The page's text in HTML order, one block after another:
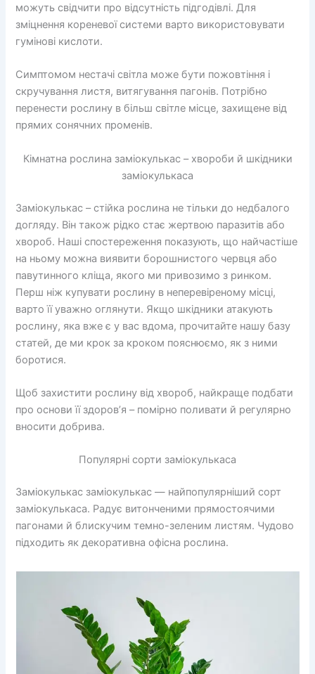
можуть свідчити про відсутність підгодівлі. Для
зміцнення кореневої системи варто використовувати
гумінові кислоти.
Симптомом нестачі світла може бути пожовтіння і
скручування листя, витягування пагонів. Потрібно
перенести рослину в більш світле місце, захищене від
прямих сонячних променів.
Кімнатна рослина заміокулькас – хвороби й шкідники
заміокулькаса
Заміокулькас – стійка рослина не тільки до недбалого
догляду. Він також рідко стає жертвою паразитів або
хвороб. Наші спостереження показують, що найчастіше
на ньому можна виявити борошнистого червця або
павутинного кліща, якого ми привозимо з ринком.
Перш ніж купувати рослину в неперевіреному місці,
варто її уважно оглянути. Якщо шкідники атакують
рослину, яка вже є у вас вдома, прочитайте нашу базу
статей, де ми крок за кроком пояснюємо, як з ними
боротися.
Щоб захистити рослину від хвороб, найкраще подбати
про основи її здоров’я – помірно поливати й регулярно
вносити добрива.
Популярні сорти заміокулькаса
Заміокулькас заміокулькас — найпопулярніший сорт
заміокулькаса. Радує витонченими прямостоячими
пагонами й блискучим темно-зеленим листям. Чудово
підходить як декоративна офісна рослина.